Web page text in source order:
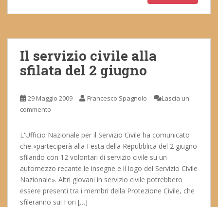
Il servizio civile alla
sfilata del 2 giugno
29 Maggio 2009 Francesco Spagnolo
Lascia un
commento
L'Ufficio Nazionale per il Servizio Civile ha comunicato
che «parteciperà alla Festa della Repubblica del 2 giugno
sfilando con 12 volontari di servizio civile su un
automezzo recante le insegne e il logo del Servizio Civile
Nazionale». Altri giovani in servizio civile potrebbero
essere presenti tra i membri della Protezione Civile, che
sfileranno sui Fori […]